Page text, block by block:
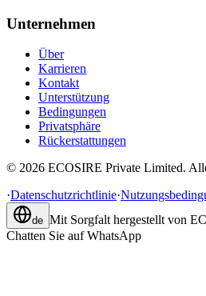
Unternehmen
Über
Karrieren
Kontakt
Unterstützung
Bedingungen
Privatsphäre
Rückerstattungen
© 2026 ECOSIRE Private Limited.
·Datenschutzrichtlinie·
de Mit Sorgfalt hergestellt von
Chatten Sie auf WhatsApp